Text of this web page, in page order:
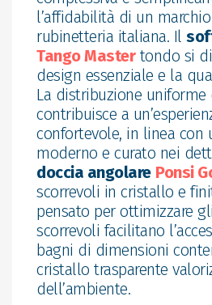
l’affidabilità di un
rubinetteria italiana. Il
Tango Mastertondo si
design essenziale e la
La distribuzione
contribuisce a
confortevole, in linea con
moderno e curato nei
doccia angolare Ponsi
scorrevoli in cristallo e
pensato per ottimizzare
scorrevoli facilitano
bagni di dimensioni
cristallo trasparente
dell’ambiente.